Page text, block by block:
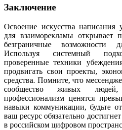
Заключение
Освоение искусства написания
для взаиморекламы открывает
безграничные возможности
Используя системный
проверенные техники
продвигать свои проекты,
средства. Помните, что
сообщество живых
профессионализм ценятся
навыки коммуникации, будьте
ваш ресурс обязательно
в российском цифровом